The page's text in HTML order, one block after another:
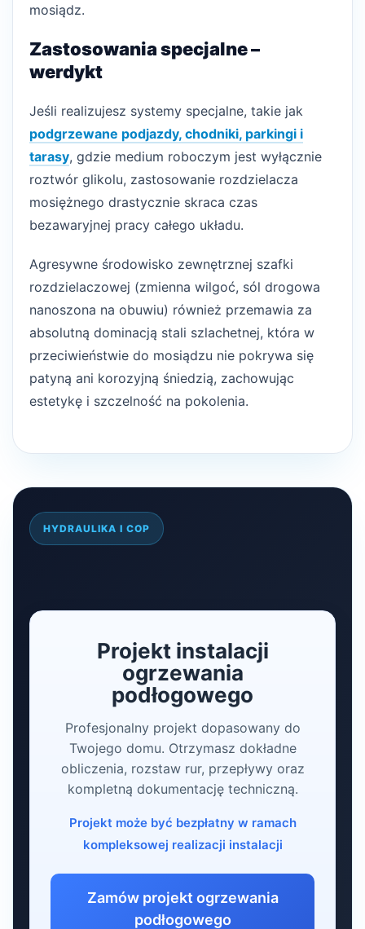
mosiądz.
Zastosowania specjalne –
werdykt
Jeśli realizujesz systemy specjalne, takie jak
podgrzewane podjazdy, chodniki, parkingi i
tarasy, gdzie medium roboczym jest wyłącznie
roztwór glikolu, zastosowanie rozdzielacza
mosiężnego drastycznie skraca czas
bezawaryjnej pracy całego układu.
Agresywne środowisko zewnętrznej szafki
rozdzielaczowej (zmienna wilgoć, sól drogowa
nanoszona na obuwiu) również przemawia za
absolutną dominacją stali szlachetnej, która w
przeciwieństwie do mosiądzu nie pokrywa się
patyną ani korozyjną śniedzią, zachowując
estetykę i szczelność na pokolenia.
HYDRAULIKA I COP
Projekt instalacji
ogrzewania
podłogowego
Profesjonalny projekt dopasowany do
Twojego domu. Otrzymasz dokładne
obliczenia, rozstaw rur, przepływy oraz
kompletną dokumentację techniczną.
Projekt może być bezpłatny w ramach
kompleksowej realizacji instalacji
Zamów projekt ogrzewania
podłogowego